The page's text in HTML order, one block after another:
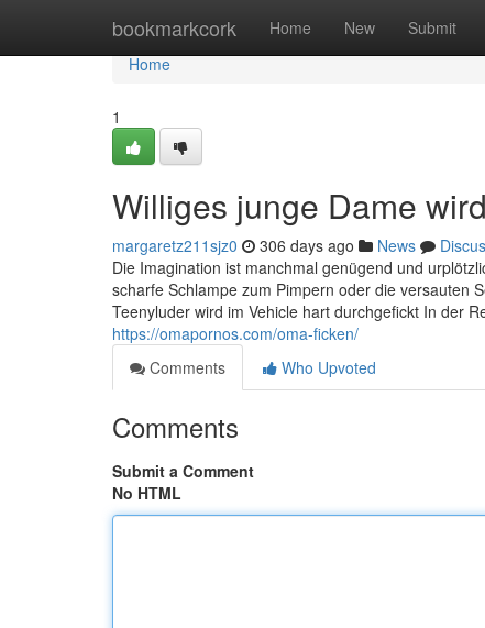
bookmarkcork Home New Submit
Home
Home
1
Williges junge Dame
margaretz211sjz0 306 days ago News
Die Imagination ist manchmal genügend und
scharfe Schlampe zum Pimpern oder die versauten
Teenyluder wird im Vehicle hart durchgefickt In der
https://omapornos.com/oma-ficken/
Comments
Who Upvoted
Comments
Submit a Comment
No HTML